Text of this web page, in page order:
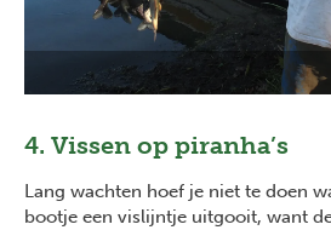
4. Vissen op piranha’s
Lang wachten hoef je niet te doen
bootje een vislijntje uitgooit, want